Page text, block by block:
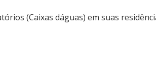
(Caixas dáguas) em suas